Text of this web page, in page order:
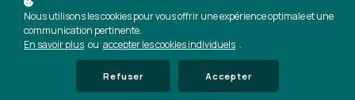
Nous utilisons les cookies pour vous offrir une expérience optimale et une
communication pertinente.
En savoir plus ou accepter les cookies individuels .
Refuser Accepter